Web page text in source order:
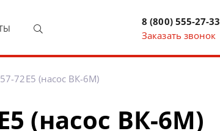
8 (800) 555-27-33
Заказать звонок
72Е5 (насос ВК-6М)
(насос ВК-6М)